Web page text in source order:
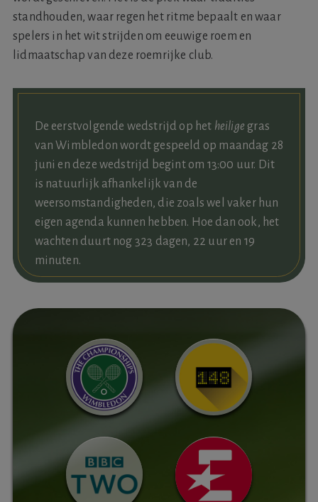
standhouden, waar regen het ritme bepaalt en waar
spelers in het wit strijden om eeuwige roem en
lidmaatschap van deze roemrijke club.
Wimbledon Lokale tijd
De eerstvolgende wedstrijd op het heilige gras
van Wimbledon wordt gespeeld op maandag 28
juni en deze wedstrijd begint om 13:00 uur. Dit
is natuurlijk afhankelijk van de
weersomstandigheden, die zoals wel vaker hun
eigen agenda kunnen hebben. Hoe dan ook, het
wachten duurt nog 323 dagen, 22 uur en 19
minuten.